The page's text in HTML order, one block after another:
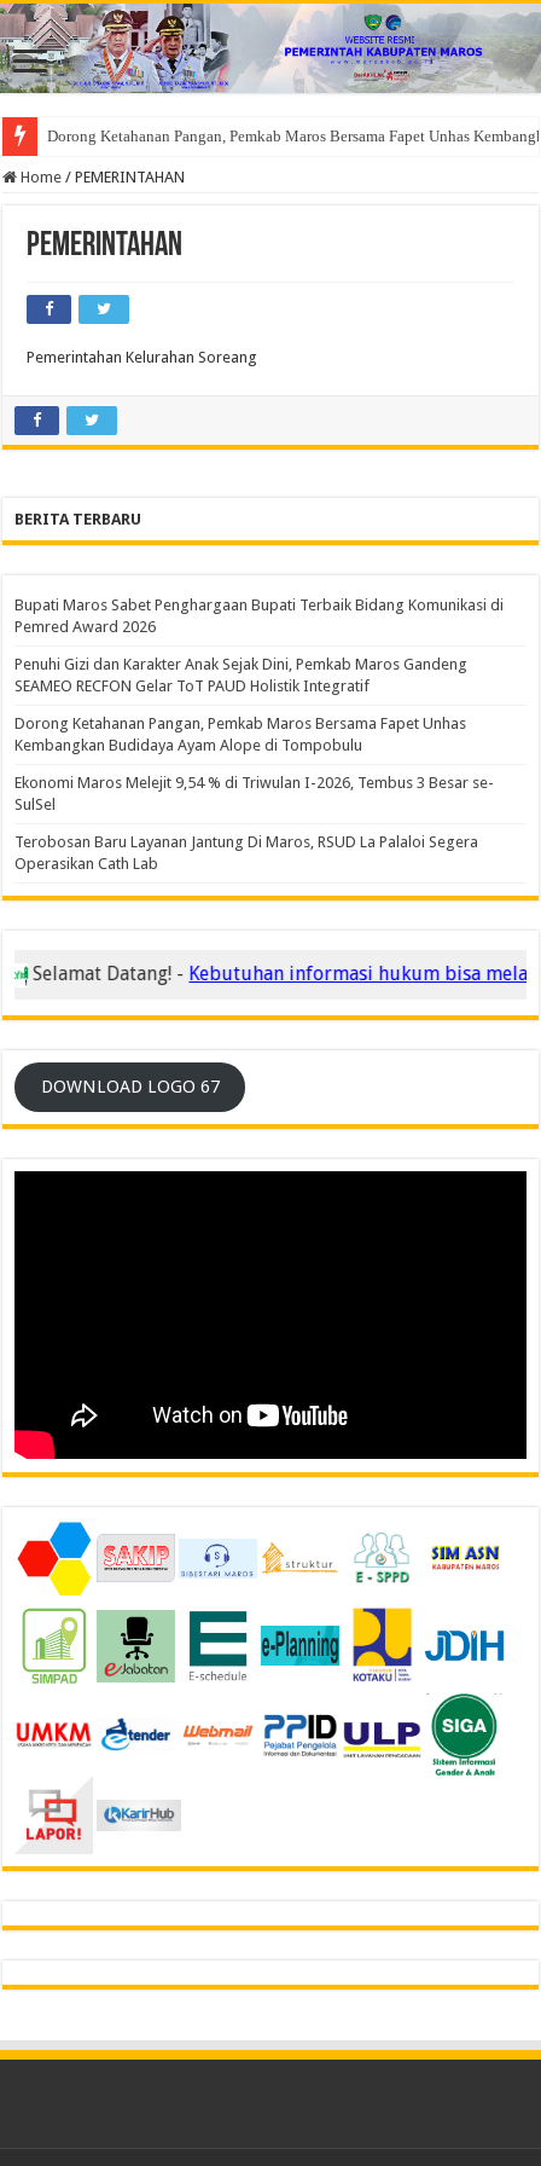
Dorong Ketahanan Pangan, Pemkab Maros Bersama Fapet Unhas
Home / PEMERINTAHAN
PEMERINTAHAN
Pemerintahan Kelurahan Soreang
BERITA TERBARU
Bupati Maros Sabet Penghargaan Bupati Terbaik Bidang Komunikasi di
Pemred Award 2026
Penuhi Gizi dan Karakter Anak Sejak Dini, Pemkab Maros Gandeng
SEAMEO RECFON Gelar ToT PAUD Holistik Integratif
Dorong Ketahanan Pangan, Pemkab Maros Bersama Fapet Unhas
Kembangkan Budidaya Ayam Alope di Tompobulu
Ekonomi Maros Melejit 9,54 % di Triwulan I-2026, Tembus 3 Besar se-
SulSel
Terobosan Baru Layanan Jantung Di Maros, RSUD La Palaloi Segera
Operasikan Cath Lab
Selamat Datang! - Kebutuhan informasi hukum bisa
DOWNLOAD LOGO 67